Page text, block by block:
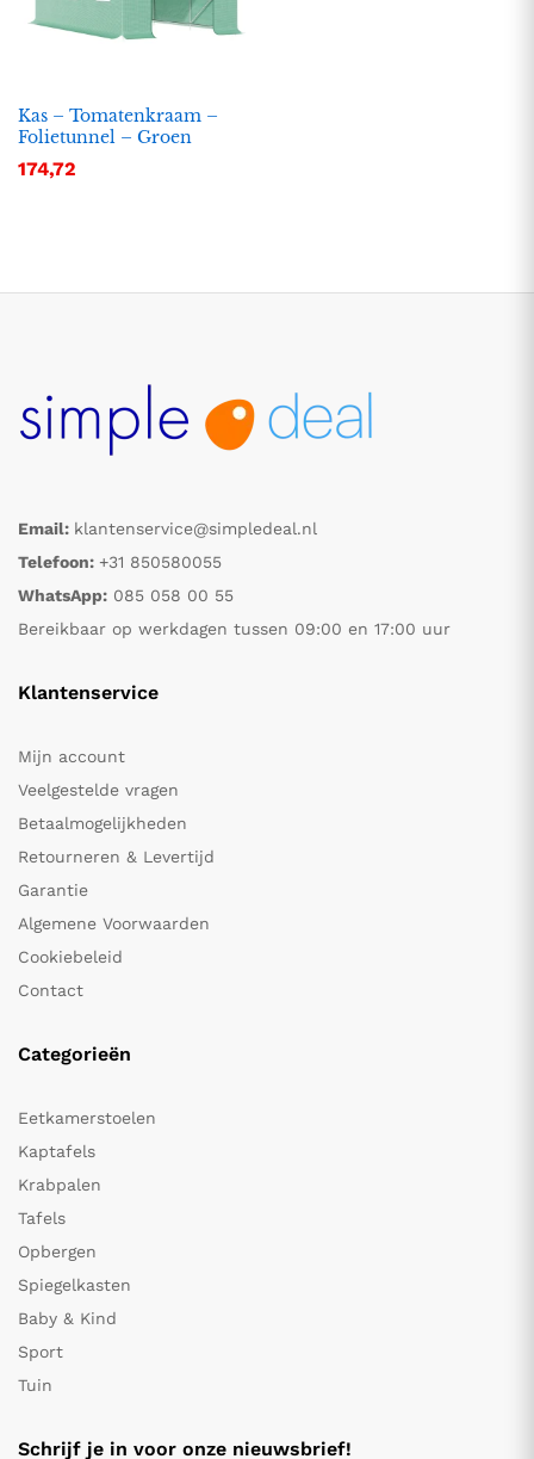
Kas – Tomatenkraam –
Folietunnel – Groen
174,72
Email: klantenservice@simpledeal.nl
Telefoon: +31 850580055
WhatsApp: 085 058 00 55
Bereikbaar op werkdagen tussen 09:00 en 17:00 uur
Klantenservice
Mijn account
Veelgestelde vragen
Betaalmogelijkheden
Retourneren & Levertijd
Garantie
Algemene Voorwaarden
Cookiebeleid
Contact
Categorieën
Eetkamerstoelen
Kaptafels
Krabpalen
Tafels
Opbergen
Spiegelkasten
Baby & Kind
Sport
Tuin
Schrijf je in voor onze nieuwsbrief!